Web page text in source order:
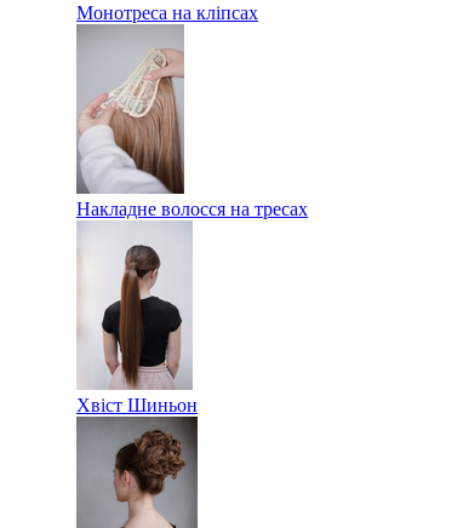
Монотреса на кліпсах
Накладне волосся на тресах
Хвіст Шиньон